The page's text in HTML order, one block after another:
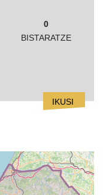
0
BISTARATZE
IKUSI